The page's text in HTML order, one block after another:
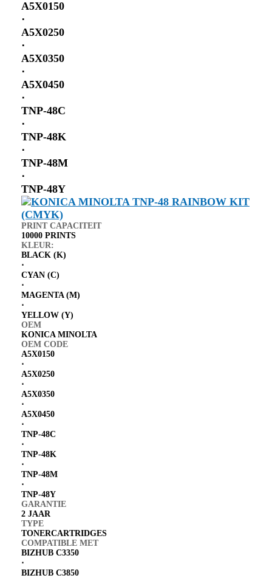
A5X0150
⋅
A5X0250
⋅
A5X0350
⋅
A5X0450
⋅
TNP-48C
⋅
TNP-48K
⋅
TNP-48M
⋅
TNP-48Y
PRINT CAPACITEIT
10000 PRINTS
KLEUR:
BLACK (K)
⋅
CYAN (C)
⋅
MAGENTA (M)
⋅
YELLOW (Y)
OEM
KONICA MINOLTA
OEM CODE
A5X0150
⋅
A5X0250
⋅
A5X0350
⋅
A5X0450
⋅
TNP-48C
⋅
TNP-48K
⋅
TNP-48M
⋅
TNP-48Y
GARANTIE
2 JAAR
TYPE
TONERCARTRIDGES
COMPATIBLE MET
BIZHUB C3350
⋅
BIZHUB C3850